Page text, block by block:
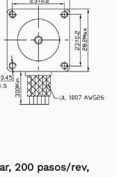
200 pasos/rev,